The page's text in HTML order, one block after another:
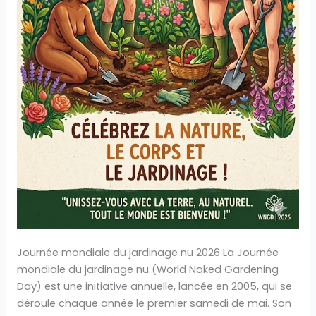
Journée mondiale du jardinage nu 2026 La Journée
mondiale du jardinage nu (World Naked Gardening
Day) est une initiative annuelle, lancée en 2005, qui se
déroule chaque année le premier samedi de mai. Son